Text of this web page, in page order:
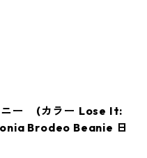
ニー (カラー Lose It:
Brodeo Beanie 日